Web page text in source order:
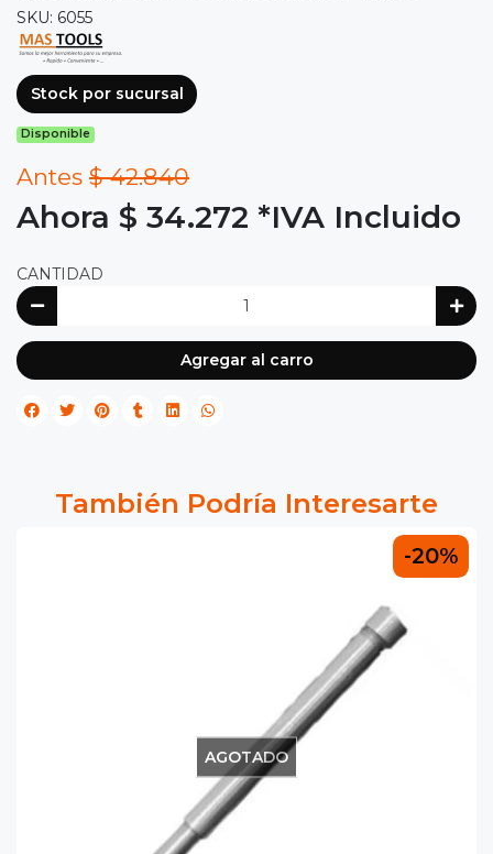
SKU: 6055
Stock por sucursal
Disponible
Antes $ 42.840
Ahora $ 34.272 *IVA Incluido
CANTIDAD
Agregar al carro
También Podría Interesarte
-20%
AGOTADO